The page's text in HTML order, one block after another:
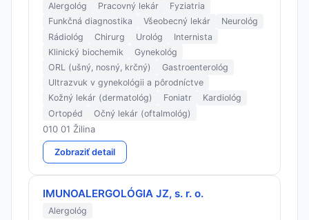
Alergológ Pracovný lekár
Fyziatria
Funkčná diagnostika
Všeobecný lekár
Neurológ
Rádiológ
Chirurg Urológ
Internista
Klinický biochemik
Gynekológ
ORL (ušný, nosný, krčný)
Gastroenterológ
Ultrazvuk v gynekológii a pôrodníctve
Kožný lekár (dermatológ)
Foniatr
Kardiológ
Ortopéd
Očný lekár (oftalmológ)
010 01 Žilina
Zobraziť detail
IMUNOALERGOLÓGIA JZ, s. r. o.
Alergológ